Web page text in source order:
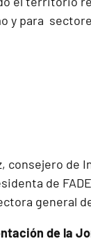
y para
consejero de
de FADE
general
de la